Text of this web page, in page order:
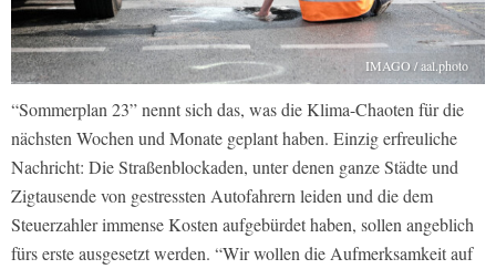
IMAGO / aal.photo
“Sommerplan 23” nennt sich das, was die Klima-Chaoten für die
nächsten Wochen und Monate geplant haben. Einzig erfreuliche
Nachricht: Die Straßenblockaden, unter denen ganze Städte und
Zigtausende von gestressten Autofahrern leiden und die dem
Steuerzahler immense Kosten aufgebürdet haben, sollen angeblich
fürs erste ausgesetzt werden. “Wir wollen die Aufmerksamkeit auf